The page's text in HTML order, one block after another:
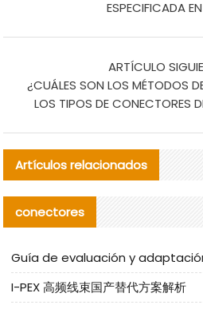
ESPECIFICADA
ARTÍCULO
¿CUÁLES SON LOS MÉTODOS
LOS TIPOS DE CONECTORES
Artículos relacionados
conectores
I-PEX 高频线束国产替代方案解析